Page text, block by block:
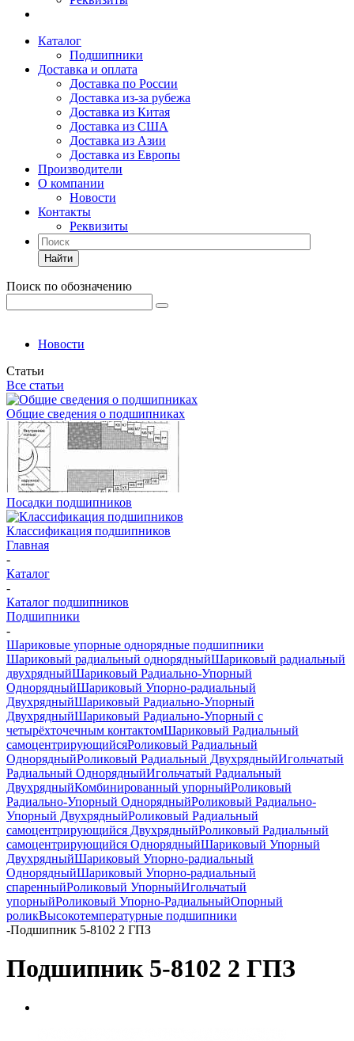
Каталог
Подшипники
Доставка и оплата
Доставка по России
Доставка из-за рубежа
Доставка из Китая
Доставка из США
Доставка из Азии
Доставка из Европы
Производители
О компании
Новости
Контакты
Реквизиты
Найти
Поиск по обозначению
Новости
Статьи
Все статьи
Общие сведения о подшипниках
Посадки подшипников
Классификация подшипников
Главная
-
Каталог
-
Каталог подшипников
Подшипники
-
Шариковые упорные однорядные подшипники
Шариковый радиальный однорядныйШариковый радиальный
двухрядныйШариковый Радиально-Упорный
ОднорядныйШариковый Упорно-радиальный
ДвухрядныйШариковый Радиально-Упорный
ДвухрядныйШариковый Радиально-Упорный с
четырёхточечным контактомШариковый Радиальный
самоцентрирующийсяРоликовый Радиальный
ОднорядныйРоликовый Радиальный ДвухрядныйИгольчатый
Радиальный ОднорядныйИгольчатый Радиальный
ДвухрядныйКомбинированный упорныйРоликовый
Радиально-Упорный ОднорядныйРоликовый Радиально-
Упорный ДвухрядныйРоликовый Радиальный
самоцентрирующийся ДвухрядныйРоликовый Радиальный
самоцентрирующийся ОднорядныйШариковый Упорный
ДвухрядныйШариковый Упорно-радиальный
ОднорядныйШариковый Упорно-радиальный
спаренныйРоликовый УпорныйИгольчатый
упорныйРоликовый Упорно-РадиальныйОпорный
роликВысокотемпературные подшипники
-Подшипник 5-8102 2 ГПЗ
Подшипник 5-8102 2 ГПЗ